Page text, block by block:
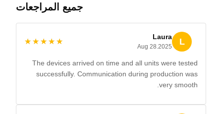
جميع المراجعات
L
Laura
Aug 28.2025
★★★★★
★★★★★
The devices arrived on time and all units were tested
successfully. Communication during production was
very smooth.